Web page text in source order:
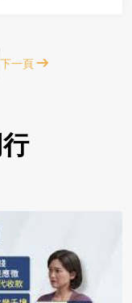
下一頁